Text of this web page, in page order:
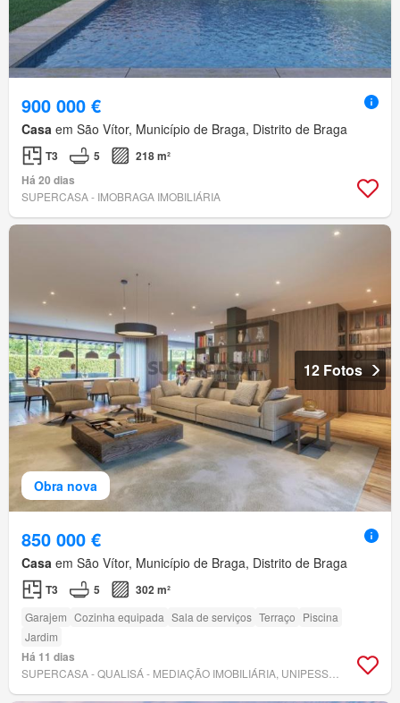
900 000 €
Casa em São Vítor, Município de Braga, Distrito de Braga
T3 5
218 m²
Há 20 dias
SUPERCASA - IMOBRAGA IMOBILIÁRIA
Obra nova
12 Fotos
850 000 €
Casa em São Vítor, Município de Braga, Distrito de Braga
T3 5 302 m²
Garajem Cozinha equipada Sala de serviços Terraço Piscina
Jardim
Há 11 dias